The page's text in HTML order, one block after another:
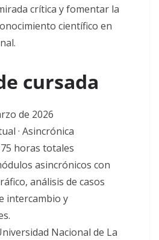
crítica y fomentar la
científico en
cursada
de 2026
· Asincrónica
75 horas totales
asincrónicos con
análisis de casos
intercambio y
Nacional de La